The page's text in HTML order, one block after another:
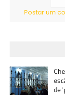
Postar um
de